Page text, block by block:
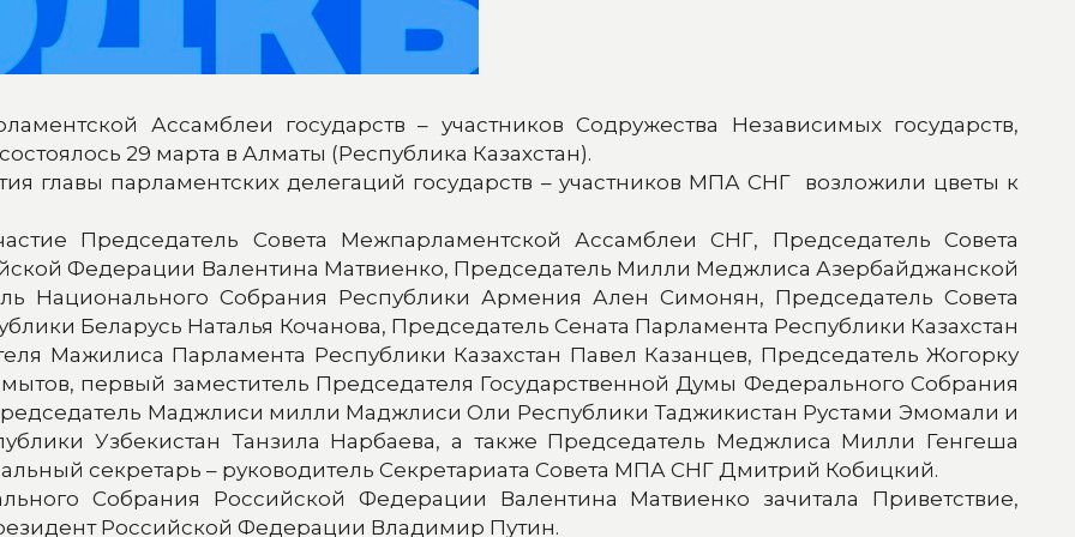
Ассамблеи государств – участников Содружества Независимых государств,
29 марта в Алматы (Республика Казахстан).
главы парламентских делегаций государств – участников МПА СНГ возложили цветы к
Председатель Совета Межпарламентской Ассамблеи СНГ, Председатель Совета
Федерации Валентина Матвиенко, Председатель Милли Меджлиса Азербайджанской
Национального Собрания Республики Армения Ален Симонян, Председатель Совета
Беларусь Наталья Кочанова, Председатель Сената Парламента Республики Казахстан
Мажилиса Парламента Республики Казахстан Павел Казанцев, Председатель Жогорку
первый заместитель Председателя Государственной Думы Федерального Собрания
Маджлиси милли Маджлиси Оли Республики Таджикистан Рустами Эмомали и
Узбекистан Танзила Нарбаева, а также Председатель Меджлиса Милли Генгеша
секретарь – руководитель Секретариата Совета МПА СНГ Дмитрий Кобицкий.
Собрания Российской Федерации Валентина Матвиенко зачитала Приветствие,
Российской Федерации Владимир Путин.